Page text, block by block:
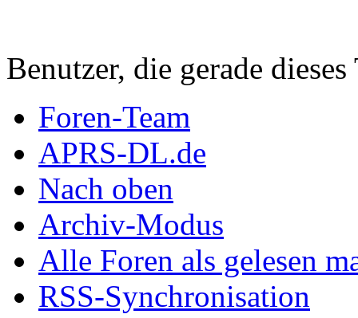
Benutzer, die gerade
Foren-Team
APRS-DL.de
Nach oben
Archiv-Modus
Alle Foren als gelesen
RSS-Synchronisation